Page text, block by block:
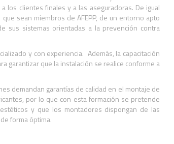
los clientes finales y a las aseguradoras. De igual
sean miembros de AFEPP, de un entorno apto
sus sistemas orientadas a la prevención contra
y con experiencia. Además, la capacitación
garantizar que la instalación se realice conforme a
demandan garantías de calidad en el montaje de
por lo que con esta formación se pretende
y que los montadores dispongan de las
forma óptima.